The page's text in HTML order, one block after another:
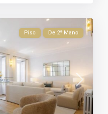
Piso De 2ª Mano